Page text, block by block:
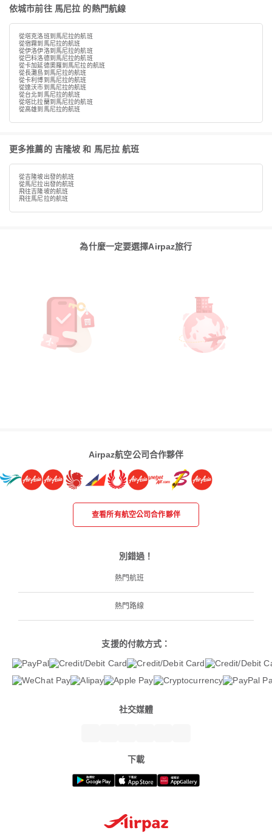
依城市前往 馬尼拉 的熱門航線
從塔克洛班到馬尼拉的航班
從宿霧到馬尼拉的航班
從伊洛伊洛到馬尼拉的航班
從巴科洛德到馬尼拉的航班
從卡加延德奧羅到馬尼拉的航班
從長灘島到馬尼拉的航班
從卡利博到馬尼拉的航班
從達沃市到馬尼拉的航班
從台北到馬尼拉的航班
從塔比拉蘭到馬尼拉的航班
從高雄到馬尼拉的航班
更多推薦的 吉隆坡 和 馬尼拉 航班
從吉隆坡出發的航班
從馬尼拉出發的航班
飛往吉隆坡的航班
飛往馬尼拉的航班
為什麼一定要選擇Airpaz旅行
Airpaz航空公司合作夥伴
查看所有航空公司合作夥伴
別錯過！
熱門航班
熱門路線
支援的付款方式：
社交媒體
下載